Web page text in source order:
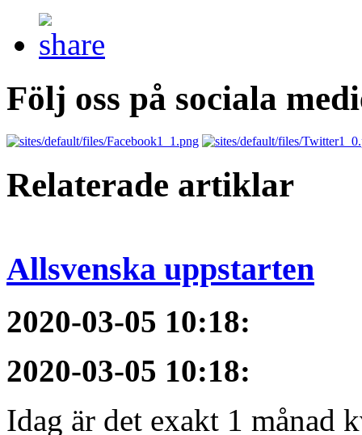
Följ oss på sociala
Relaterade artiklar
Allsvenska uppstarten
2020-03-05 10:18:
2020-03-05 10:18:
Idag är det exakt 1 månad